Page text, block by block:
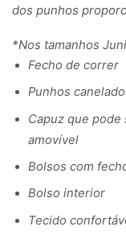
dos punhos
*Nos tamanhos
Fecho de correr
Punhos
Capuz que
amovível
Bolsos com
Bolso interior
Tecido